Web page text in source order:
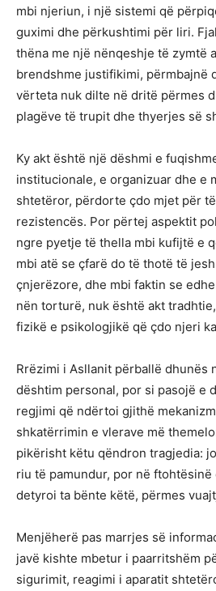
mbi njeriun, i një sistemi që
guximi dhe përkushtimi për liri.
thëna me një nënqeshje të zymtë
brendshme justifikimi, përmbajnë
vërteta nuk dilte në dritë përmes
plagëve të trupit dhe thyerjes së
Ky akt është një dëshmi e
institucionale, e organizuar dhe e
shtetëror, përdorte çdo mjet për
rezistencës. Por përtej aspektit
ngre pyetje të thella mbi kufijtë e
mbi atë se çfarë do të thotë të
çnjerëzore, dhe mbi faktin se
nën torturë, nuk është akt
fizikë e psikologjikë që çdo njeri
Rrëzimi i Asllanit përballë dhunës
dështim personal, por si pasojë e
regjimi që ndërtoi gjithë
shkatërrimin e vlerave më
pikërisht këtu qëndron tragjedia:
riu të pamundur, por në
detyroi ta bënte këtë, përmes
Menjëherë pas marrjes së
javë kishte mbetur i paarritshëm
sigurimit, reagimi i aparatit